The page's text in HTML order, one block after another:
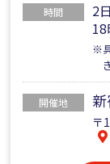
時間
2
※
開催地
〒